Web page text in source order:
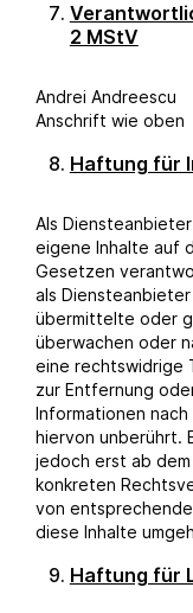
2 MStV
Andrei Andreescu
Anschrift wie oben
Haftung für
Als
eigene Inhalte auf
Gesetzen
als
übermittelte oder
überwachen oder
eine rechtswidrige
zur Entfernung
Informationen
hiervon unberührt.
jedoch erst ab
konkreten
von
diese Inhalte
Haftung für